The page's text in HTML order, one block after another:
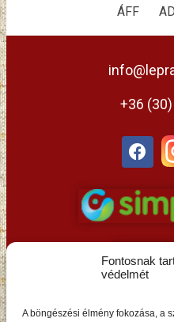
Fontosnak
védelmét
A böngészési élmény fokozása, a
ÁFF
+36
HU